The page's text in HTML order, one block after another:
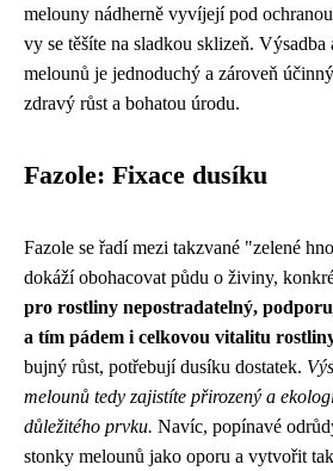
melouny nádherně vyvíjejí pod
vy se těšíte na sladkou sklizeň.
melounů je jednoduchý a zároveň
zdravý růst a bohatou úrodu.
Fazole: Fixace dusíku
Fazole se řadí mezi takzvané "zelené
dokáží obohacovat půdu o živiny,
pro rostliny nepostradatelný,
a tím pádem i celkovou vitalitu
bujný růst, potřebují dusíku dostatek.
melounů tedy zajistíte přirozený a
důležitého prvku. Navíc, popínavé
stonky melounů jako oporu a vytvořit